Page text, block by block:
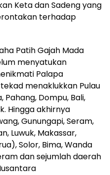
Keta dan Sadeng yang
terhadap
Patih Gajah Mada
menyatukan
Palapa
menaklukkan Pulau
Pahang, Dompu, Bali,
Hingga akhirnya
Gunungapi, Seram,
Luwuk, Makassar,
Solor, Bima, Wanda
dan sejumlah daerah